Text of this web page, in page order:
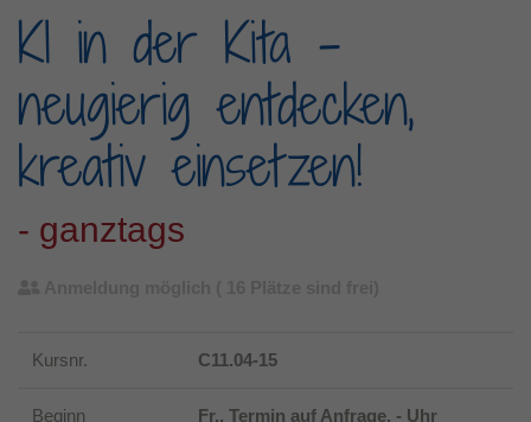
KI in der Kita -
neugierig entdecken,
kreativ einsetzen!
- ganztags
Kursnr. C11.04-15
Beginn Fr., Termin auf Anfrage, - Uhr